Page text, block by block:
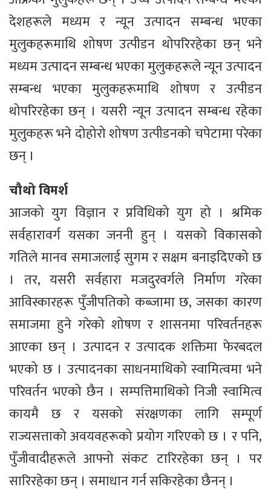
देशहरूले मध्यम र न्यून उत्पादन सम्बन्ध भएका
मुलुकहरूमाथि शोषण उत्पीडन थोपरिरहेका छन् भने
मध्यम उत्पादन सम्बन्ध भएका मुलुकहरूले न्यून उत्पादन
सम्बन्ध भएका मुलुकहरूमाथि शोषण र उत्पीडन
थोपरिरहेका छन् । यसरी न्यून उत्पादन सम्बन्ध रहेका
मुलुकहरू भने दोहोरो शोषण उत्पीडनको चपेटामा परेका
छन् ।
चौथो विमर्श
आजको युग विज्ञान र प्रविधिको युग हो । श्रमिक
सर्वहारावर्ग यसका जननी हुन् । यसको विकासको
गतिले मानव समाजलाई सुगम र सक्षम बनाइदिएको छ
। तर, यसरी सर्वहारा मजदुरवर्गले निर्माण गरेका
आविस्कारहरू पुँजीपतिको कब्जामा छ, जसका कारण
समाजमा हुने गरेको शोषण र शासनमा परिवर्तनहरू
आएका छन् । उत्पादन र उत्पादक शक्तिमा फेरबदल
भएको छ । उत्पादनका साधनमाथिको स्वामित्वमा भने
परिवर्तन भएको छैन । सम्पत्तिमाथिको निजी स्वामित्व
कायमै छ र यसको संरक्षणका लागि सम्पूर्ण
राज्यसत्ताको अवयवहरूको प्रयोग गरिएको छ । र पनि,
पुँजीवादीहरूले आफ्नो संकट टारिरहेका छन् । पर
सारिरहेका छन् । समाधान गर्न सकिरहेका छैनन् ।